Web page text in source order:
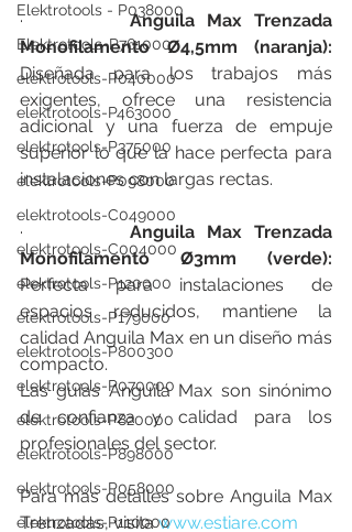
Elektrotools - P038000
Elektrotools-P761000
elektrotools-P040000
elektrotools-P463000
elektrotools-P375000
elektrotools-P098000
elektrotools-C049000
elektrotools-C004000
elektrotools-P120000
elektrotools-P179000
elektrotools-P800300
elektrotools-P070000
elektrotools-P820000
elektrotools-P898000
elektrotools-P058000
elektrotools-P110000
· Anguila Max Trenzada
Monofilamento Ø4,5mm (naranja):
Diseñada para los trabajos más
exigentes, ofrece una resistencia
adicional y una fuerza de empuje
superior lo que la hace perfecta para
instalaciones con largas rectas.
· Anguila Max Trenzada
Monofilamento Ø3mm (verde):
Perfecta para instalaciones de
espacios reducidos, mantiene la
calidad Anguila Max en un diseño más
compacto.
Las guías Anguila Max son sinónimo
de confianza y calidad para los
profesionales del sector.
Para más detalles sobre Anguila Max
Trenzadas, visita www.estiare.com